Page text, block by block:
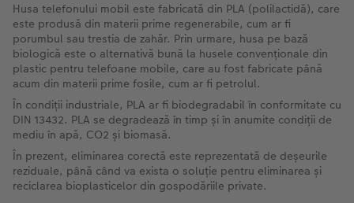
Husa telefonului mobil este fabricată din PLA (polilactidă), care
este produsă din materii prime regenerabile, cum ar fi
porumbul sau trestia de zahăr. Prin urmare, husa pe bază
biologică este o alternativă bună la husele convenționale din
plastic pentru telefoane mobile, care au fost fabricate până
acum din materii prime fosile, cum ar fi petrolul.
În condiții industriale, PLA ar fi biodegradabil în conformitate cu
DIN 13432. PLA se degradează în timp și în anumite condiții de
mediu în apă, CO2 și biomasă.
În prezent, eliminarea corectă este reprezentată de deșeurile
reziduale, până când va exista o soluție pentru eliminarea și
reciclarea bioplasticelor din gospodăriile private.